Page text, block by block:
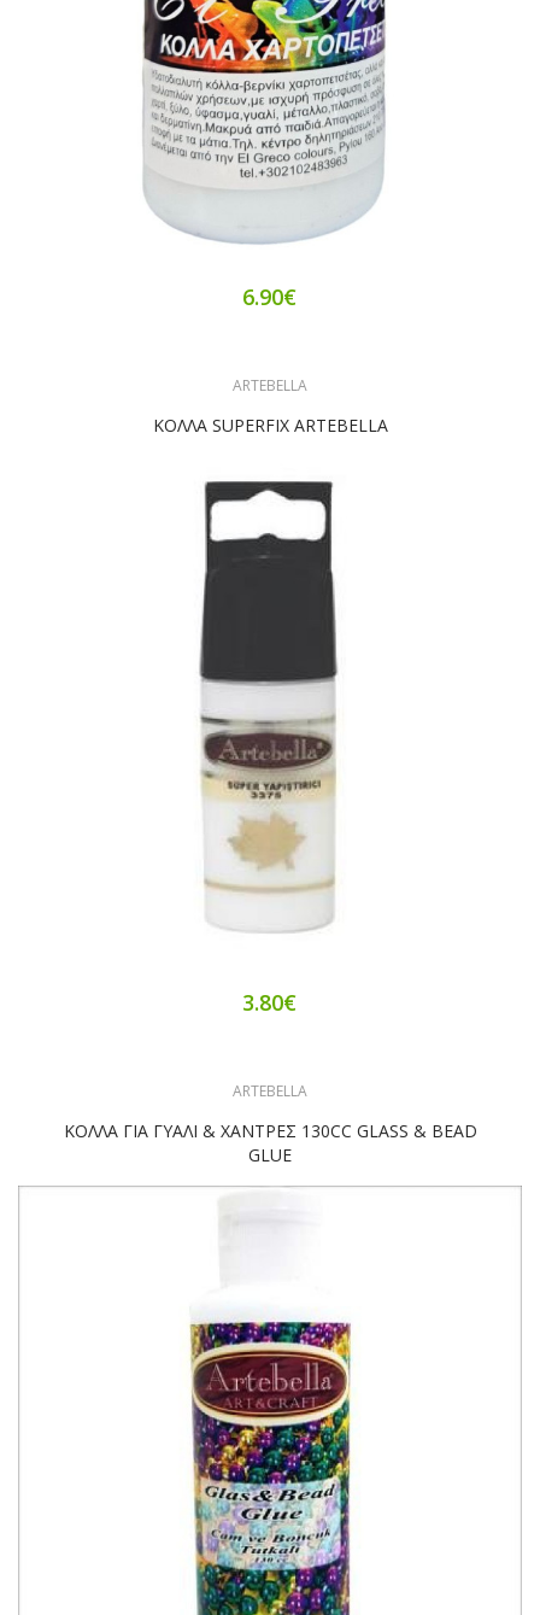
6.90€
ARTEBELLA
ΚΟΛΛΑ SUPERFIX ARTEBELLA
3.80€
ARTEBELLA
ΚΟΛΛΑ ΓΙΑ ΓΥΑΛΙ & ΧΑΝΤΡΕΣ 130CC GLASS & BEAD
GLUE